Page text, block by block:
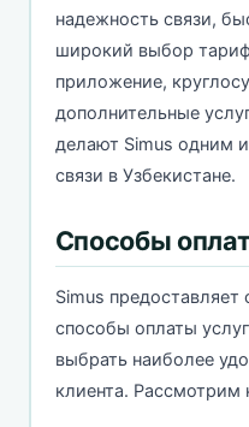
надежность связи,
широкий выбор
приложение,
дополнительные
делают Simus одним
связи в Узбекистане.
Способы
Simus
способы оплаты
выбрать наиболее
клиента. Рассмотрим